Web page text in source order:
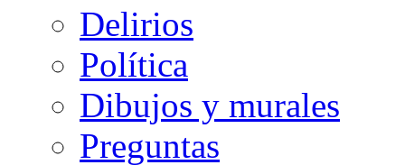
Delirios
Política
Dibujos y murales
Preguntas